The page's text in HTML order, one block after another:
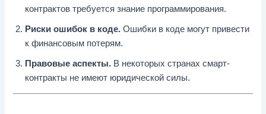
контрактов требуется знание программирования.
Риски ошибок в коде. Ошибки в коде могут привести
к финансовым потерям.
Правовые аспекты. В некоторых странах смарт-
контракты не имеют юридической силы.